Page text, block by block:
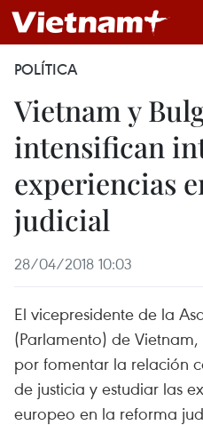
POLÍTICA
Vietnam y
intensifican
experiencias
judicial
28/04/2018 10:03
El vicepresidente de la
(Parlamento) de
por fomentar la relación
de justicia y estudiar las
europeo en la reforma